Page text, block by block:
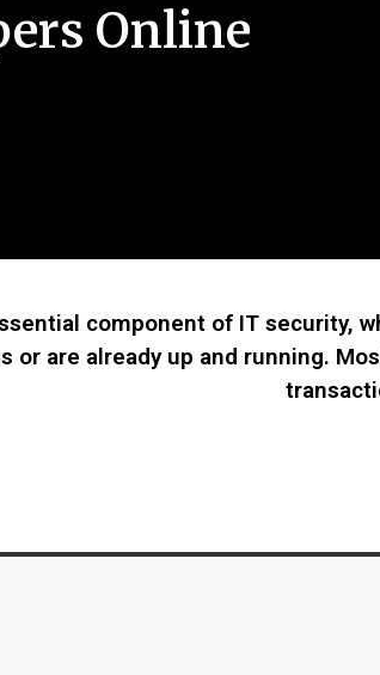
Online?
component of IT security,
or are already up and running.